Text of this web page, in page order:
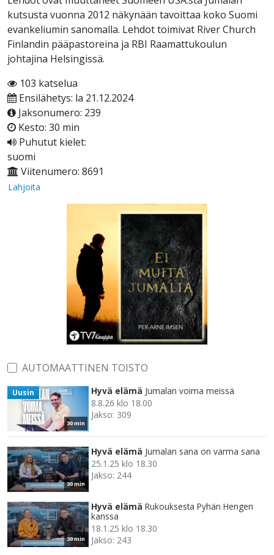
kutsusta vuonna 2012 näkynään tavoittaa koko Suomi
evankeliumin sanomalla. Lehdot toimivat River Church
Finlandin pääpastoreina ja RBI Raamattukoulun
johtajina Helsingissä.
103 katselua
Ensilähetys: la 21.12.2024
Jaksonumero: 239
Kesto: 30 min
Puhutut kielet:
suomi
Viitenumero: 8691
Lahjoita
AUTOMAATTINEN TOISTO
30 min
Uusin Hyvä elämä Jumalan voima meissä
8.8.26 klo 18.00
Jakso: 309
30 min
Hyvä elämä Jumalan sana on varma sana
25.1.25 klo 18.30
Jakso: 244
30 min
Hyvä elämä Rukouksesta Pyhän Hengen
kanssa
18.1.25 klo 18.30
Jakso: 243